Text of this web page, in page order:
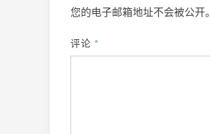
您的电子邮箱地址不会被公开。
评论 *